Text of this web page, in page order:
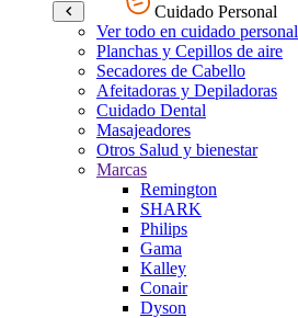
Cuidado Personal
Ver todo en cuidado personal
Planchas y Cepillos de aire
Secadores de Cabello
Afeitadoras y Depiladoras
Cuidado Dental
Masajeadores
Otros Salud y bienestar
Marcas
Remington
SHARK
Philips
Gama
Kalley
Conair
Dyson